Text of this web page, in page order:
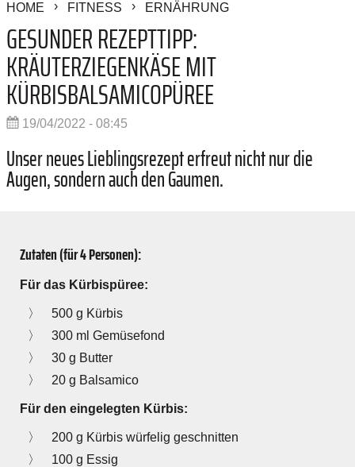
HOME FITNESS ERNÄHRUNG
GESUNDER REZEPTTIPP:
KRÄUTERZIEGENKÄSE MIT
KÜRBISBALSAMICOPÜREE
19/04/2022 - 08:45
Unser neues Lieblingsrezept erfreut nicht nur die
Augen, sondern auch den Gaumen.
Zutaten (für 4 Personen):
Für das Kürbispüree:
500 g Kürbis
300 ml Gemüsefond
30 g Butter
20 g Balsamico
Für den eingelegten Kürbis:
200 g Kürbis würfelig geschnitten
100 g Essig